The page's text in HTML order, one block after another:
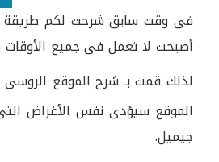
فى وقت سابق شرحت لكم طريقة
أصبحت لا تعمل فى جميع
لذلك قمت بـ شرح الموقع الروسى
الموقع سيؤدى نفس الأغراض
جيميل.